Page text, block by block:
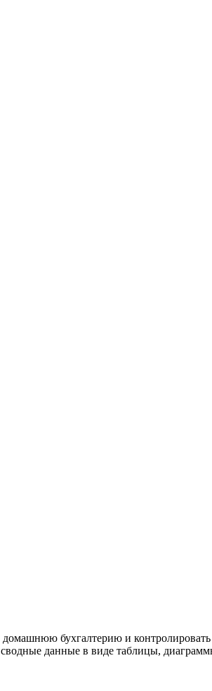
бухгалтерию и контролировать
данные в виде таблицы,